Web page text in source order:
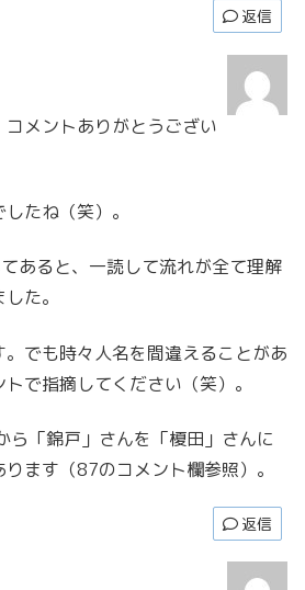
返信
メントありがとうござい
たね（笑）。
あると、一読して流れが全て理解
た。
でも時々人名を間違えることがあ
で指摘してください（笑）。
ら「錦戸」さんを「榎田」さんに
ます（87のコメント欄参照）。
返信